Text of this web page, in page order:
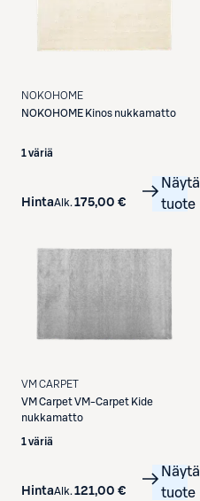
NOKOHOME
NOKOHOME Kinos nukkamatto
1 väriä
HintaAlk.175,00 €
Näytä
tuote
VM CARPET
VM CarpetVM-Carpet Kide
nukkamatto
1 väriä
HintaAlk. 121,00 €
Näytä
tuote